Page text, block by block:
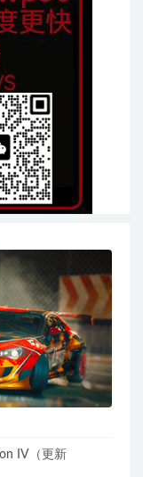
IV（更新